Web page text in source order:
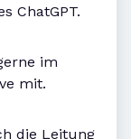
ChatGPT.
im
mit.
die Leitung